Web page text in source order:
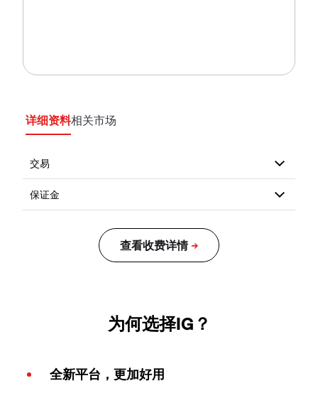
详细资料相关市场
为何选择IG？
全新平台，更加好用